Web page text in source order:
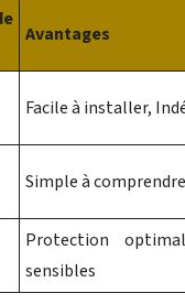
Avantages
Facile à installer,
Simple à
Protection
sensibles